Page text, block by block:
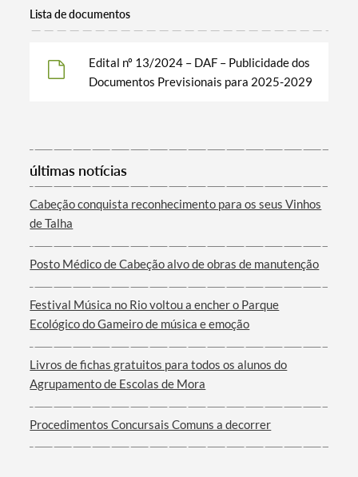
Termo de Pesquisa
Filtros
Lista de documentos
Edital nº 13/2024 – DAF – Publicidade dos
Documentos Previsionais para 2025-2029
últimas notícias
Cabeção conquista reconhecimento para os seus Vinhos
de Talha
Posto Médico de Cabeção alvo de obras de manutenção
Festival Música no Rio voltou a encher o Parque
Ecológico do Gameiro de música e emoção
Livros de fichas gratuitos para todos os alunos do
Agrupamento de Escolas de Mora
Procedimentos Concursais Comuns a decorrer